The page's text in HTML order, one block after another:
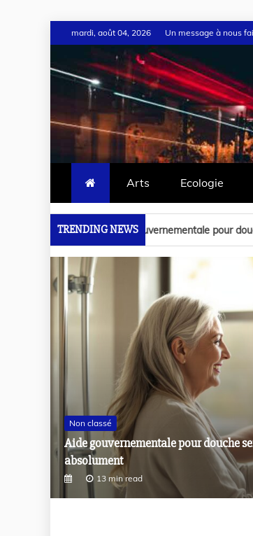
mardi, août 04, 2026 Un message à nous
Arts Ecologie
TRENDING NEWS
pour douche senior : les 7 dispositifs à
Non classé
Brancardier formation : les étapes à
10 min read